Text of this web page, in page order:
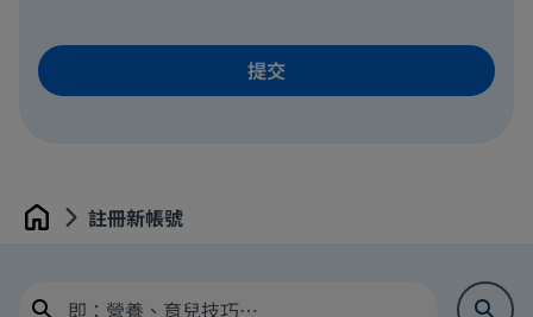
Home 註冊新帳號